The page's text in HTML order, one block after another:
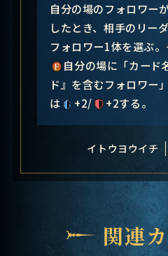
自分の場のフォロワー
したとき、相手のリー
フォロワー1体を選ぶ。
自分の場に「カード
ド』を含むフォロワー
は
+2/ +2する。
イトウヨウイチ
関連